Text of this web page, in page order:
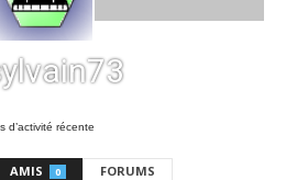
d’activité récente
AMIS 0 FORUMS